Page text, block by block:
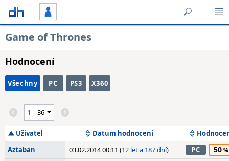
Game of Thrones
Hodnocení
Všechny PC PS3 X360
Uživatel Datum hodnocení
Aztaban
03.02.2014 00:11 (12 let a 187 dní) PC 50